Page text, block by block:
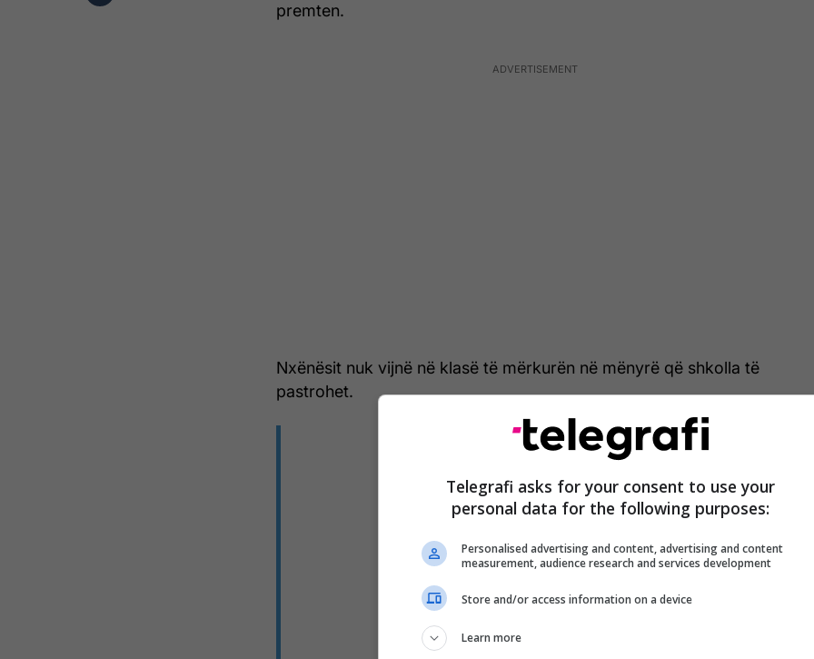
premten.
Nxënësit nuk vijnë në klasë të mërkurën në mënyrë që shkolla të
pastrohet.
Telegrafi asks for your consent to use your
personal data for the following purposes:
Personalised advertising and content, advertising and content
measurement, audience research and services development
Store and/or access information on a device
Learn more